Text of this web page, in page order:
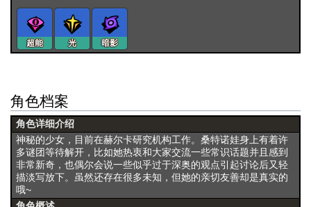
超能 光 暗影
角色档案
角色详细介绍
神秘的少女，目前在赫尔卡研究机构工作。桑特诺娃身上有着许
多谜团等待解开，比如她热衷和大家交流一些常识话题并且感到
非常新奇，也偶尔会说一些似乎过于深奥的观点引起讨论后又轻
描淡写放下。虽然还存在很多未知，但她的亲切友善却是真实的
哦~